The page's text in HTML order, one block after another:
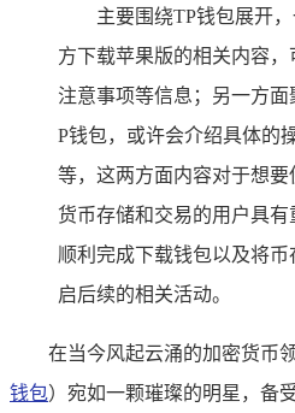
主要围绕TP钱包展开
方下载苹果版的相关内容，
注意事项等信息；另一方
P钱包，或许会介绍具体的
等，这两方面内容对于想要
货币存储和交易的用户具有
顺利完成下载钱包以及将
启后续的相关活动。
在当今风起云涌的加密货币
钱包）宛如一颗璀璨的明星，备